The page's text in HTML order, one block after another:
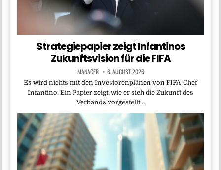
Strategiepapier zeigt Infantinos
Zukunftsvision für die FIFA
MANAGER 6. AUGUST 2026
Es wird nichts mit den Investorenplänen von FIFA-Chef
Infantino. Ein Papier zeigt, wie er sich die Zukunft des
Verbands vorgestellt…